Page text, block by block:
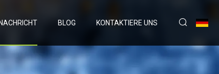
BLOG KONTAKTIERE UNS